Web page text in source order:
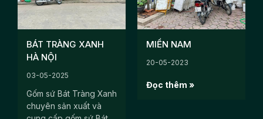
BÁT TRÀNG XANH
HÀ NỘI
03-05-2025
Gốm sứ Bát Tràng Xanh
chuyên sản xuất và
MIỀN NAM
20-05-2023
Đọc thêm »